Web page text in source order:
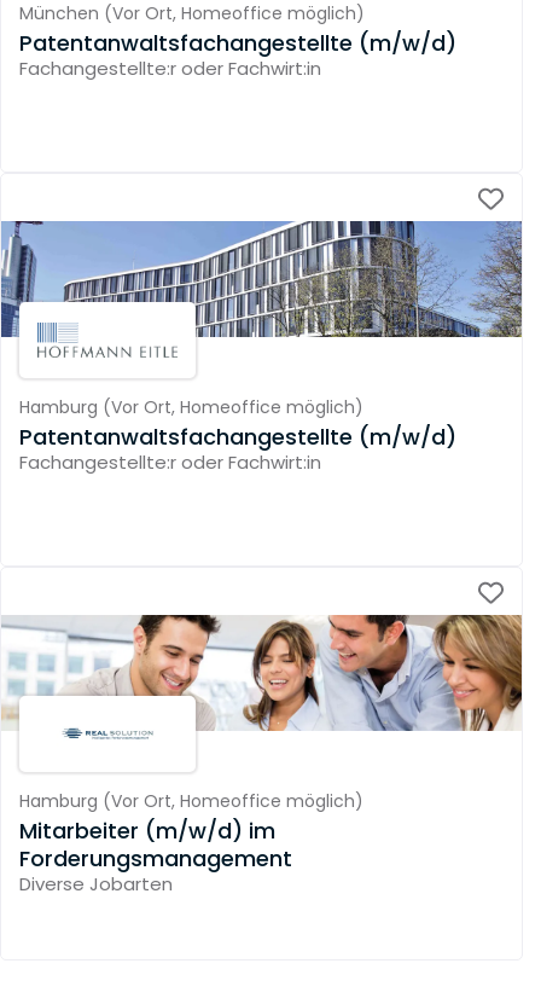
München (Vor Ort, Homeoffice möglich)
Patentanwaltsfachangestellte (m/w/d)
Fachangestellte:r oder Fachwirt:in
Hamburg (Vor Ort, Homeoffice möglich)
Patentanwaltsfachangestellte (m/w/d)
Fachangestellte:r oder Fachwirt:in
Hamburg (Vor Ort, Homeoffice möglich)
Mitarbeiter (m/w/d) im
Forderungsmanagement
Diverse Jobarten